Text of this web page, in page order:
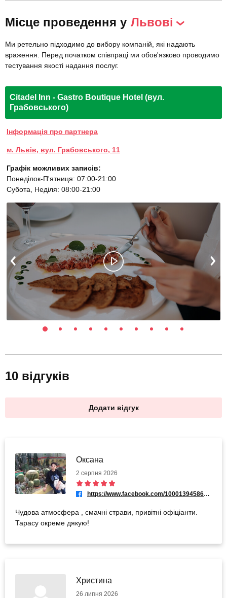
Місце проведення у Львові
Ми ретельно підходимо до вибору компаній, які надають
враження. Перед початком співпраці ми обов'язково проводимо
тестування якості надання послуг.
Citadel Inn - Gastro Boutique Hotel (вул.
Грабовського)
Інформація про партнера
м. Львів, вул. Грабовського, 11
Графік можливих записів:
Понеділок-П'ятниця: 07:00-21:00
Субота, Неділя: 08:00-21:00
10 відгуків
Додати відгук
Оксана
2 серпня 2026
https://www.facebook.com/100013945866900
Чудова атмосфера , смачні страви, привітні офіціанти.
Тарасу окреме дякую!
Христина
26 липня 2026